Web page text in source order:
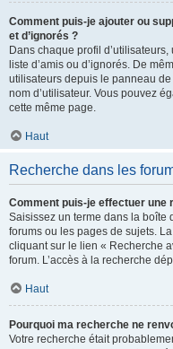
Comment puis-je ajouter ou
et d’ignorés ?
Dans chaque profil
liste d’amis ou d’ignorés. De
utilisateurs depuis le panneau
nom d’utilisateur. Vous pouvez
cette même page.
Haut
Recherche dans les
Comment puis-je effectuer une
Saisissez un terme dans la boîte
forums ou les pages de sujets.
cliquant sur le lien « Recherche
forum. L’accès à la recherche
Haut
Pourquoi ma recherche ne
Votre recherche était